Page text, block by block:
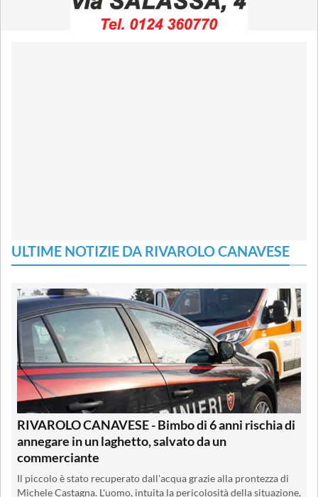
ULTIME NOTIZIE DA RIVAROLO CANAVESE
RIVAROLO CANAVESE - Bimbo di 6 anni rischia di
annegare in un laghetto, salvato da un
commerciante
Il piccolo è stato recuperato dall'acqua grazie alla prontezza di
Michele Castagna. L'uomo, intuita la pericolosità della situazione,